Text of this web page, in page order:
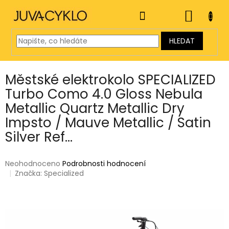
obsah
HLEDAT
KOŠÍK
Městské elektrokolo SPECIALIZED
Turbo Como 4.0 Gloss Nebula
Metallic Quartz Metallic Dry
Impsto / Mauve Metallic / Satin
Silver Ref...
Průměrné
hodnocení
Neohodnoceno Podrobnosti hodnocení
Značka:Specialized